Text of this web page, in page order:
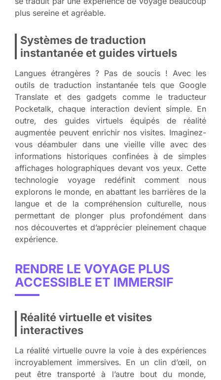
plus sereine et agréable.
Systèmes de traduction
instantanée et guides virtuels
Langues étrangères ? Pas de soucis ! Avec les
outils de traduction instantanée tels que Google
Translate et des gadgets comme le traducteur
Pocketalk, chaque interaction devient simple. En
outre, des guides virtuels équipés de réalité
augmentée peuvent enrichir nos visites. Imaginez-
vous déambuler dans une vieille ville avec des
informations historiques confinées à de simples
affichages holographiques devant vos yeux. Cette
technologie voyage redéfinit comment nous
explorons le monde, en abattant les barrières de la
langue et de la compréhension culturelle, nous
permettant de plonger plus profondément dans
nos découvertes et d’apprécier pleinement chaque
expérience.
RENDRE LE VOYAGE PLUS
ACCESSIBLE ET IMMERSIF
Réalité virtuelle et visites
interactives
La réalité virtuelle ouvre la voie à des expériences
incroyablement immersives. En un clin d’œil, on
peut être transporté à l’autre bout du monde,